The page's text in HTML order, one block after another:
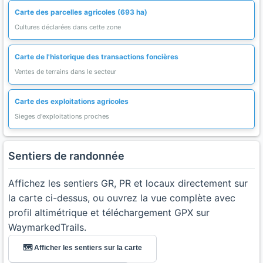
Carte des parcelles agricoles (693 ha)
Cultures déclarées dans cette zone
Carte de l'historique des transactions foncières
Ventes de terrains dans le secteur
Carte des exploitations agricoles
Sieges d'exploitations proches
Sentiers de randonnée
Affichez les sentiers GR, PR et locaux directement sur
la carte ci-dessus, ou ouvrez la vue complète avec
profil altimétrique et téléchargement GPX sur
WaymarkedTrails.
🗺️ Afficher les sentiers sur la carte